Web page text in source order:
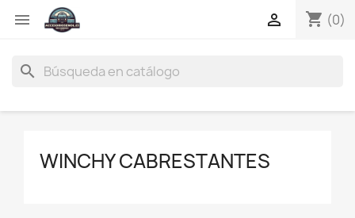
 shopping_cart (0)

search
WINCHY CABRESTANTES